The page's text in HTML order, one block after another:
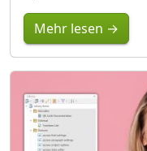
Mehr lesen →